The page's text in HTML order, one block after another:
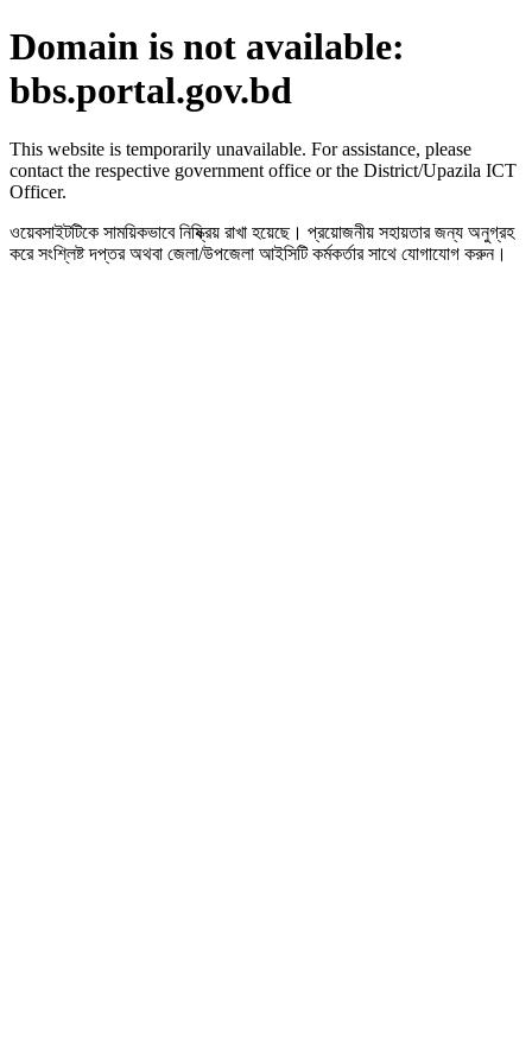
Domain is not available:
bbs.portal.gov.bd
This website is temporarily unavailable. For assistance, please
contact the respective government office or the District/Upazila ICT
Officer.
ওয়েবসাইটটিকে সাময়িকভাবে নিষ্ক্রিয় রাখা হয়েছে। প্রয়োজনীয় সহায়তার জন্য অনুগ্রহ
করে সংশ্লিষ্ট দপ্তর অথবা জেলা/উপজেলা আইসিটি কর্মকর্তার সাথে যোগাযোগ করুন।